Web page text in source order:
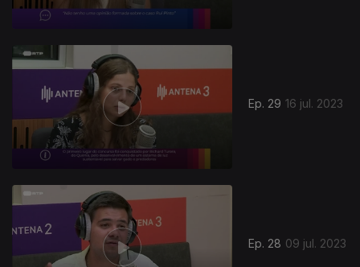
Ep. 29 16 jul. 2023
Ep. 28 09 jul. 2023